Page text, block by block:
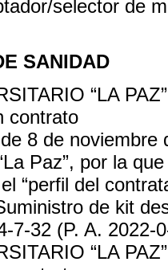
selector de
SANIDAD
“LA PAZ”
contrato
8 de
Paz”, por la
“perfil del
de kit
7-32 (P. A. 2022-
“LA PAZ”